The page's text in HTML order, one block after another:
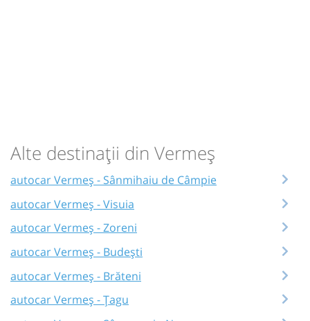
Alte destinații din Vermeș
autocar Vermeș - Sânmihaiu de Câmpie
autocar Vermeș - Visuia
autocar Vermeș - Zoreni
autocar Vermeș - Budești
autocar Vermeș - Brăteni
autocar Vermeș - Țagu